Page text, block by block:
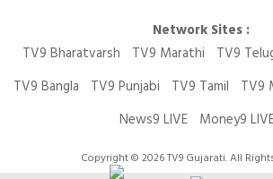
Network Sites :
TV9 Bharatvarsh
TV9 Marathi TV9
TV9 Bangla
TV9 Punjabi TV9 Tamil TV9
News9 LIVE
Money9
Copyright © 2026 TV9 Gujarati. All